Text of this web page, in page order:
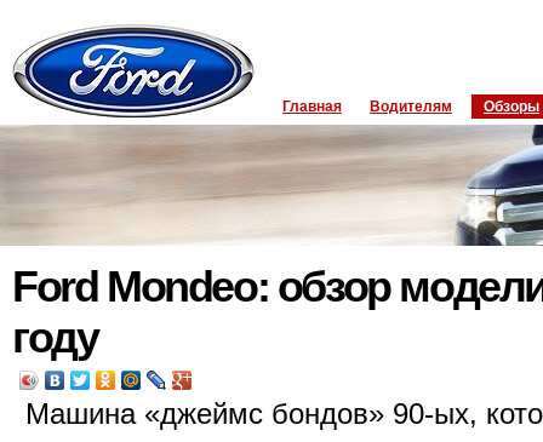
Главная Водителям Обзоры
Ford Mondeo: обзор
году
Машина «джеймс бондов» 90-ых,